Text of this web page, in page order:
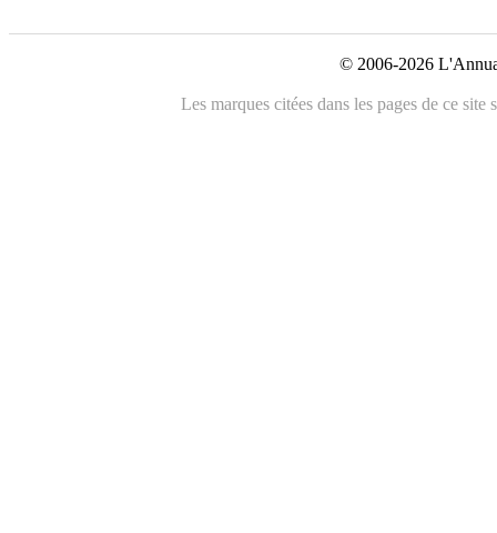
© 2006-2026
Les marques citées dans les pages de ce